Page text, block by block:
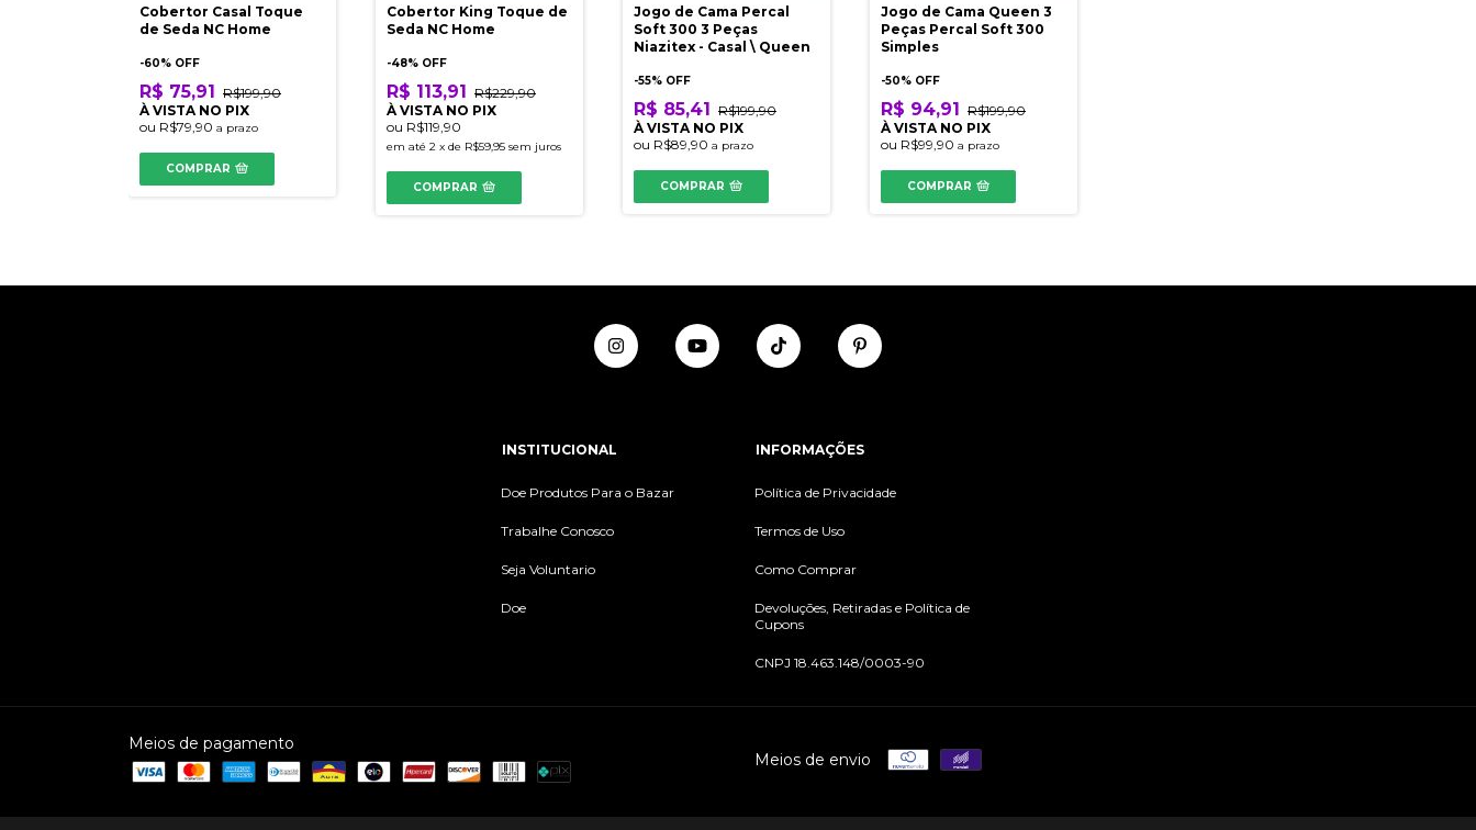
Cobertor Casal Toque
de Seda NC Home
-60% OFF
R$ 75,91
R$199,90
À VISTA NO PIX
ou R$79,90 a prazo
COMPRAR
Cobertor King Toque de
Seda NC Home
-48% OFF
R$ 113,91
R$229,90
À VISTA NO PIX
ou R$119,90
em até 2 x de R$59,95 sem juros
COMPRAR
Jogo de Cama Percal
Soft 300 3 Peças
Niazitex - Casal \ Queen
-55% OFF
R$ 85,41
R$199,90
À VISTA NO PIX
ou R$89,90 a prazo
COMPRAR
Jogo de Cama Queen 3
Peças Percal Soft 300
Simples
-50% OFF
R$ 94,91
R$199,90
À VISTA NO PIX
ou R$99,90 a prazo
COMPRAR
INSTITUCIONAL
Doe Produtos Para o Bazar
Trabalhe Conosco
Seja Voluntario
Doe
INFORMAÇÕES
Política de Privacidade
Termos de Uso
Como Comprar
Devoluções, Retiradas e Política de
Cupons
CNPJ 18.463.148/0003-90
Meios de pagamento
Meios de envio